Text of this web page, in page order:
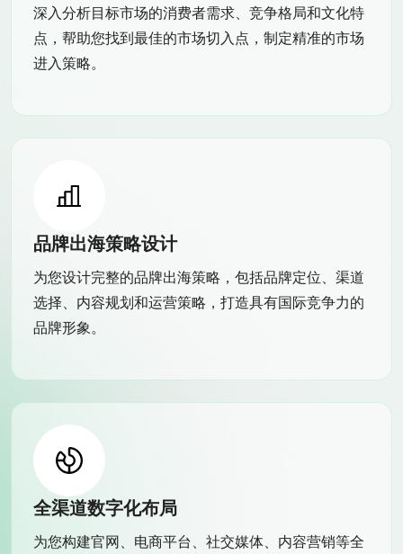
深入分析目标市场的消费者需求、竞争格局和文化特
点，帮助您找到最佳的市场切入点，制定精准的市场
进入策略。
品牌出海策略设计
为您设计完整的品牌出海策略，包括品牌定位、渠道
选择、内容规划和运营策略，打造具有国际竞争力的
品牌形象。
全渠道数字化布局
为您构建官网、电商平台、社交媒体、内容营销等全